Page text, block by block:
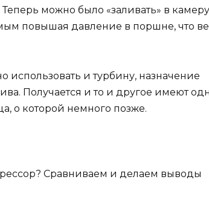
можно было «заливать» в камеру
повышая давление в поршне, что
использовать и турбину, назначение
Получается и то и другое имеют
о которой немного позже.